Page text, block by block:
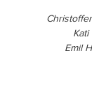
Kati
Emil